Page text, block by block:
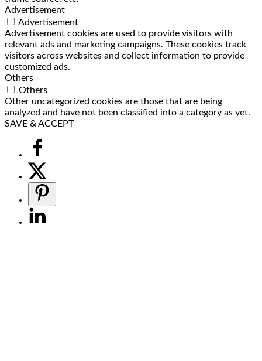
Advertisement
Advertisement
Advertisement cookies are used to provide visitors with
relevant ads and marketing campaigns. These cookies track
visitors across websites and collect information to provide
customized ads.
Others
Others
Other uncategorized cookies are those that are being
analyzed and have not been classified into a category as yet.
SAVE & ACCEPT